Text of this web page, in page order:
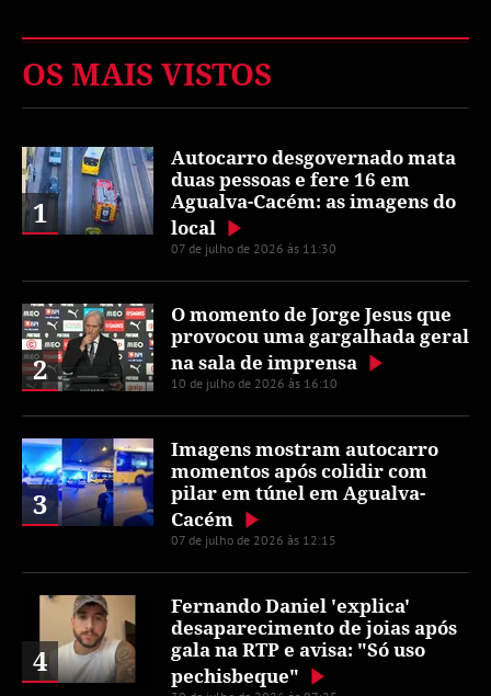
OS MAIS VISTOS
1
Autocarro desgovernado mata
duas pessoas e fere 16 em
Agualva-Cacém: as imagens do
local
07 de julho de 2026 às 11:30
2
O momento de Jorge Jesus que
provocou uma gargalhada geral
na sala de imprensa
10 de julho de 2026 às 16:10
3
Imagens mostram autocarro
momentos após colidir com
pilar em túnel em Agualva-
Cacém
07 de julho de 2026 às 12:15
4
Fernando Daniel 'explica'
desaparecimento de joias após
gala na RTP e avisa: "Só uso
pechisbeque"